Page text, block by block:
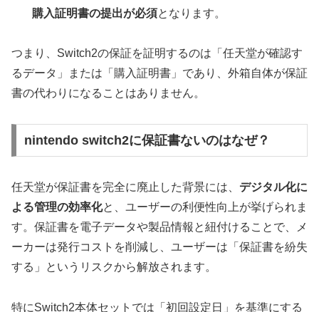
購入証明書の提出が必須となります。
つまり、Switch2の保証を証明するのは「任天堂が確認す
るデータ」または「購入証明書」であり、外箱自体が保証
書の代わりになることはありません。
nintendo switch2に保証書ないのはなぜ？
任天堂が保証書を完全に廃止した背景には、 デジタル化に
よる管理の効率化と、ユーザーの利便性向上が挙げられま
す。保証書を電子データや製品情報と紐付けることで、メ
ーカーは発行コストを削減し、ユーザーは「保証書を紛失
する」というリスクから解放されます。
特にSwitch2本体セットでは「初回設定日」を基準にする